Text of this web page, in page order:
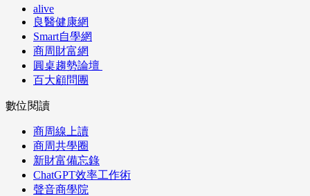
alive
良醫健康網
Smart自學網
商周財富網
圓桌趨勢論壇
百大顧問團
數位閱讀
商周線上讀
商周共學圈
新財富備忘錄
ChatGPT效率工作術
聲音商學院